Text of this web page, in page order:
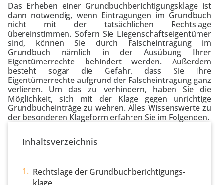
Das Erheben einer Grundbuchberichtigungsklage ist
dann notwendig, wenn Eintragungen im Grundbuch
nicht mit der tatsächlichen Rechtslage
übereinstimmen. Sofern Sie Liegenschaftseigentümer
sind, können Sie durch Falscheintragung im
Grundbuch nämlich in der Ausübung Ihrer
Eigentümerrechte behindert werden. Außerdem
besteht sogar die Gefahr, dass Sie Ihre
Eigentümerrechte aufgrund der Falscheintragung ganz
verlieren. Um das zu verhindern, haben Sie die
Möglichkeit, sich mit der Klage gegen unrichtige
Grundbucheinträge zu wehren. Alles Wissenswerte zu
der besonderen Klageform erfahren Sie im Folgenden.
Inhaltsverzeichnis
Rechtslage der Grundbuch­berichtigungs­
klage